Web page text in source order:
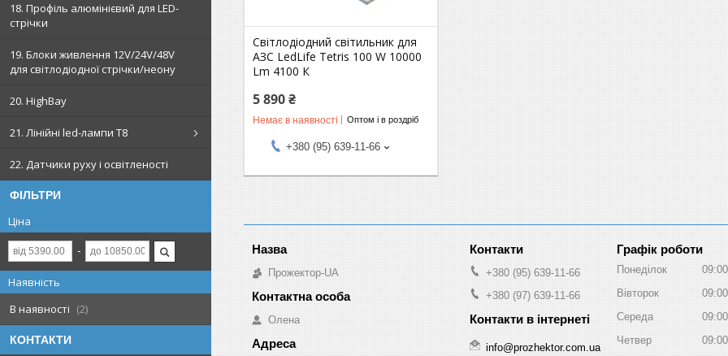
18. Профіль алюмінієвий для LED-
стрічки
19. Блоки живлення 12V/24V/48V
для світлодіодної стрічки/неону
20. HighBay
21. Лінійні led-лампи T8
22. Датчики руху і освітленості
ФІЛЬТРИ
Ціна
Наявність
В наявності
2
КОНТАКТИ
Світлодіодний світильник для
АЗС LedLife Tetris 100 W 10000
Lm 4100 К
5 890 ₴
Немає в наявності Оптом і в роздріб
+380 (95) 639-11-66
Прожектор-UA
Олена
+380 (95) 639-11-66
+380 (97) 639-11-66
info@prozhektor.com.ua
Графік роботи
Понеділок 09:00
Вівторок
09:00
Середа
09:00
Четвер
09:00